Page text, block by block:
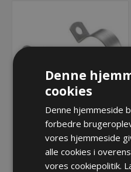
JSGB Clip - NW12
28,59 kr.
Denne
cookies
Denne hjemmeside
forbedre
vores hjemmeside
alle cookies i
vores cookiepolitik.